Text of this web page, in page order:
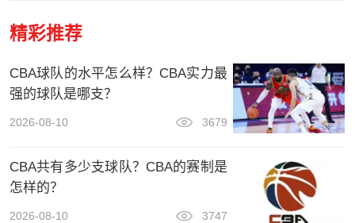
精彩推荐
CBA球队的水平怎么样？CBA实力最
强的球队是哪支？
2026-08-10 3679
CBA共有多少支球队？CBA的赛制是
怎样的？
2026-08-10 3747